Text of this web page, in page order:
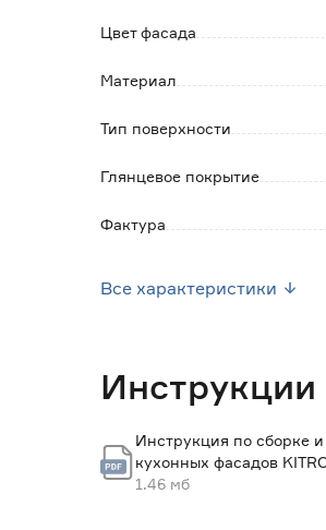
Цвет фасада
Материал
Тип поверхности
Глянцевое покрытие
Фактура
Гарантия
Все характеристики
Инструкция по сборке
кухонных фасадов
1.46 мб